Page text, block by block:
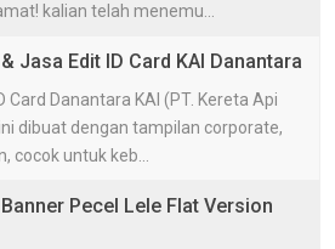
kalian telah menemu...
Jasa Edit ID Card KAI Danantara
Card Danantara KAI (PT. Kereta Api
dibuat dengan tampilan corporate,
cocok untuk keb...
Pecel Lele Flat Version